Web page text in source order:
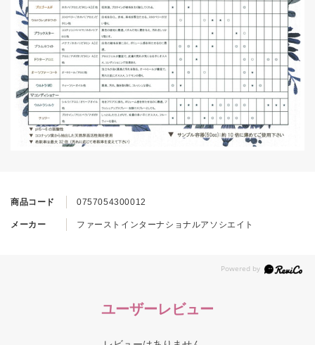
商品コード 0757054300012
メーカー ファーストインターナショナルアソシエイト
ユーザーレビュー